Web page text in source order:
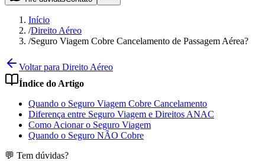
Início
/Direito Aéreo
/Seguro Viagem Cobre Cancelamento de Passagem Aérea?
Voltar para Direito Aéreo
Índice do Artigo
Quando o Seguro Viagem Cobre Cancelamento
Diferença entre Seguro Viagem e Direitos ANAC
Como Acionar o Seguro Viagem
Quando o Seguro NÃO Cobre
💬 Tem dúvidas?